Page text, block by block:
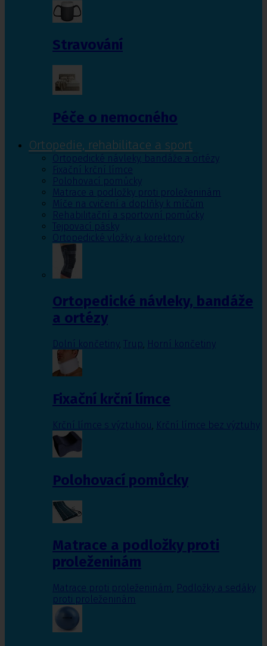
Stravování
Péče o nemocného
Ortopedie, rehabilitace a sport
Ortopedické návleky, bandáže a ortézy
Fixační krční límce
Polohovací pomůcky
Matrace a podložky proti proleženinám
Míče na cvičení a doplňky k míčům
Rehabilitační a sportovní pomůcky
Tejpovací pásky
Ortopedické vložky a korektory
Ortopedické návleky, bandáže
a ortézy
Dolní končetiny, Trup, Horní končetiny
Fixační krční límce
Krční límce s výztuhou Krční límce bez výztuhy
Polohovací pomůcky
Matrace a podložky proti
proleženinám
Matrace proti proleženinám, Podložky a sedáky
proti proleženinám